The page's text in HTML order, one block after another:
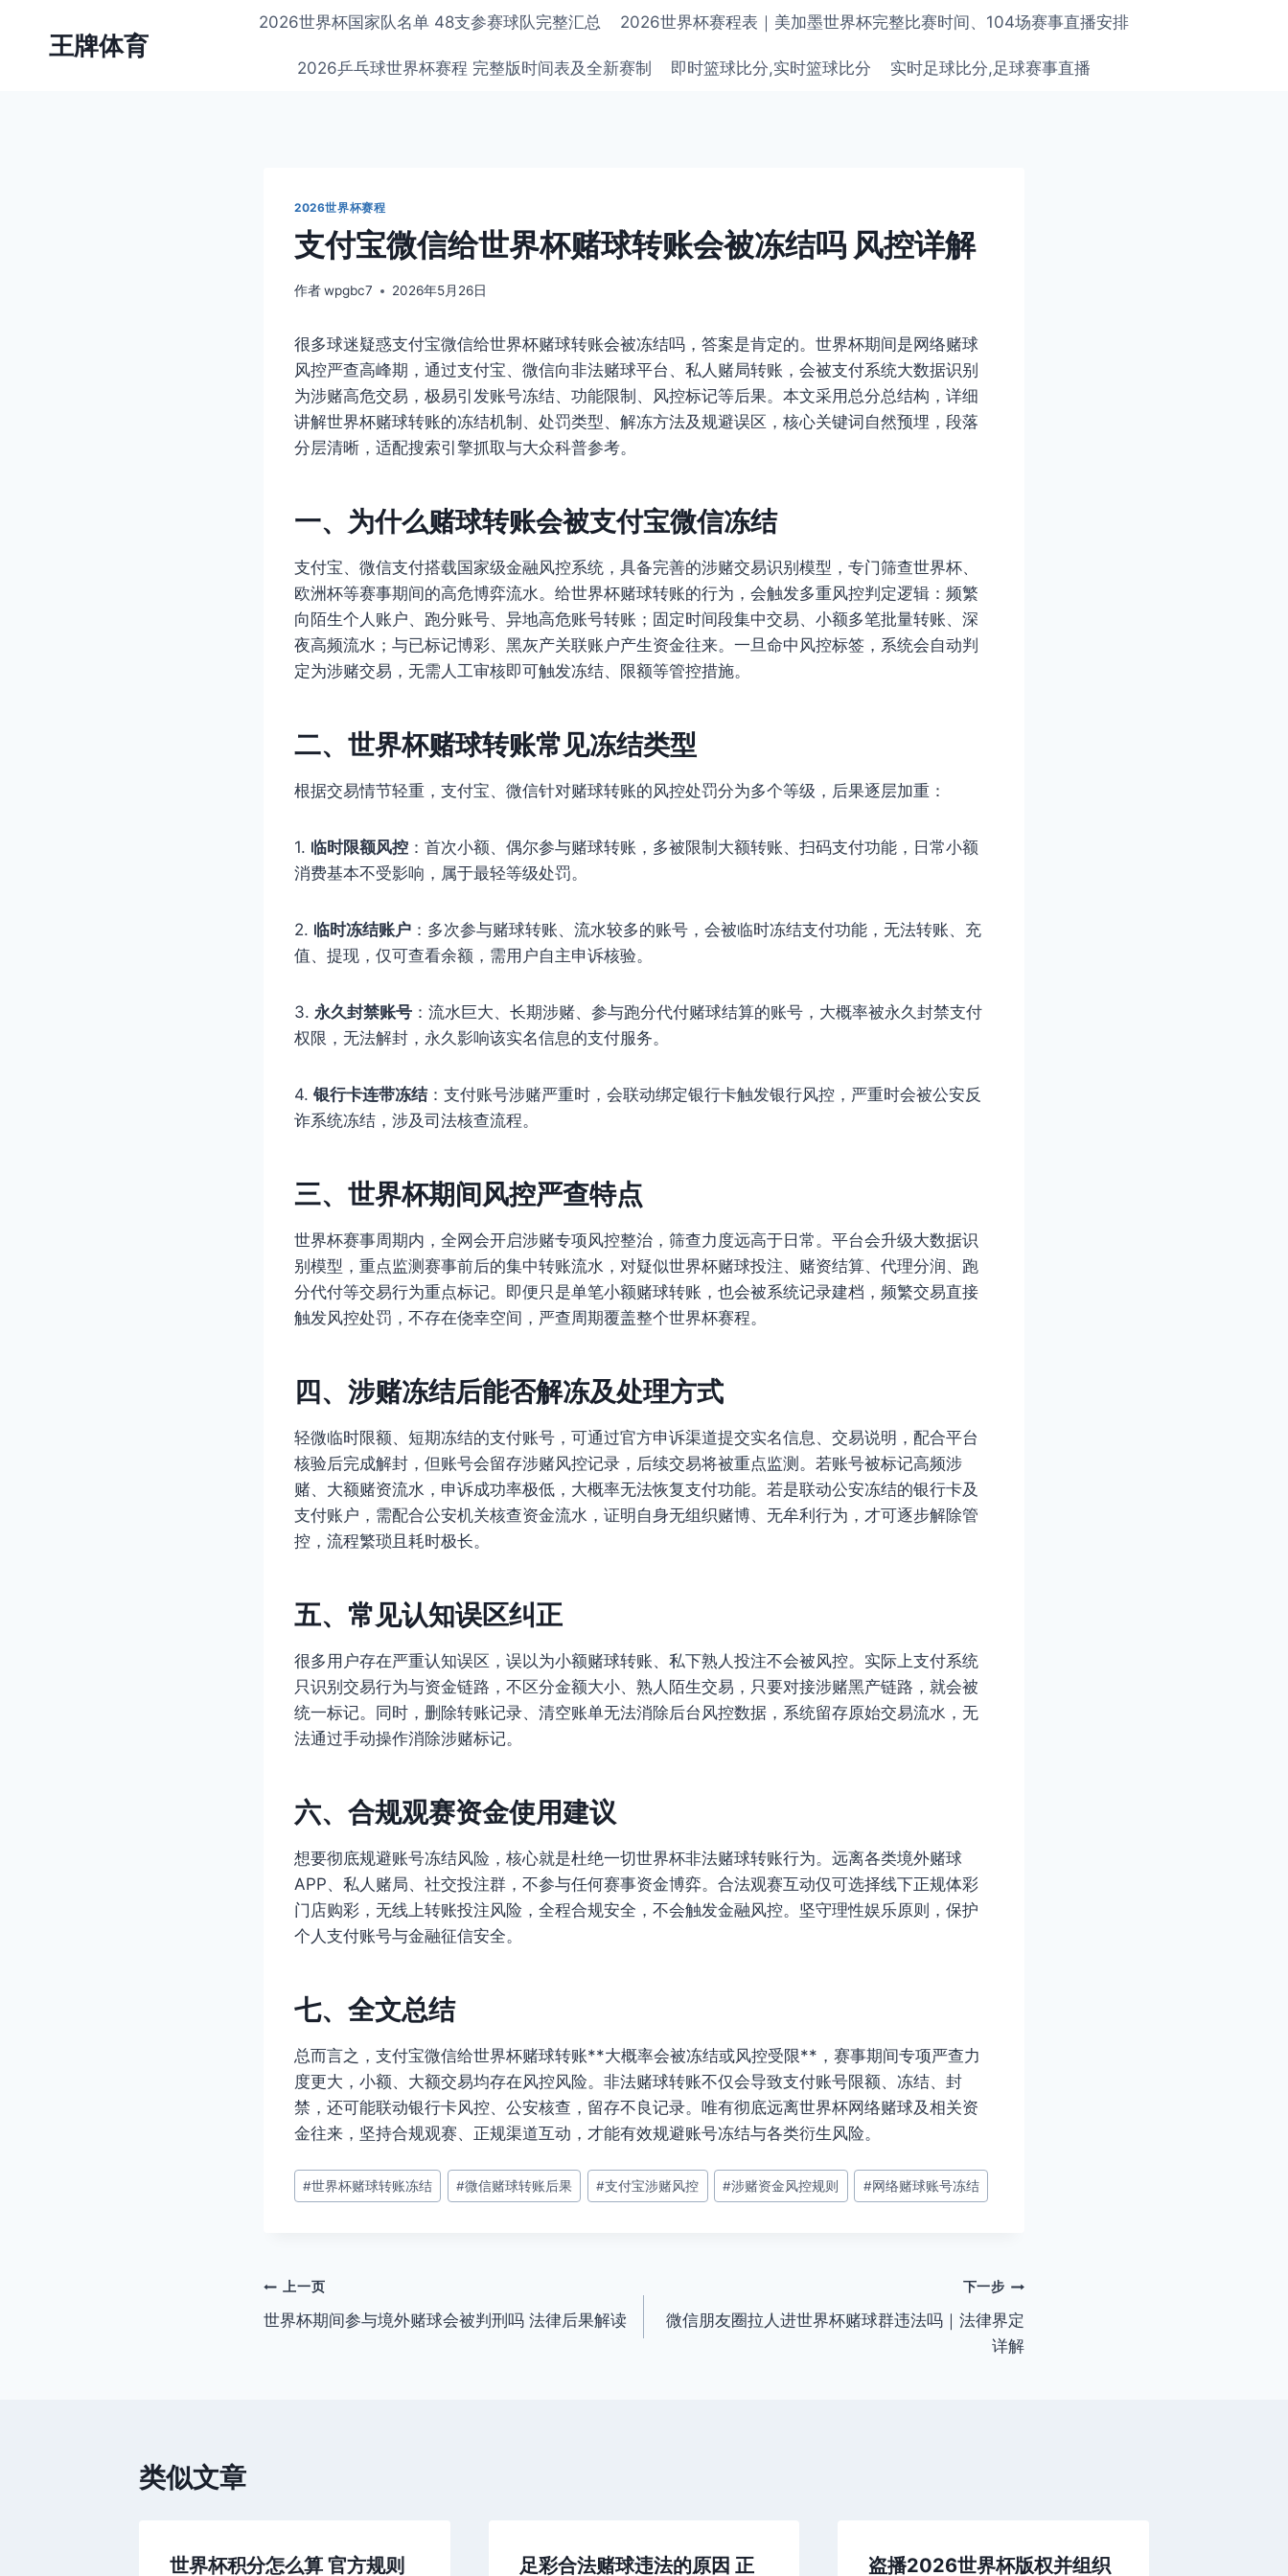
王牌体育
2026世界杯国家队名单 48支参赛球队完整汇总 2026世界杯赛程表｜美加墨世界杯完整比赛时间、104场赛事直播安排
2026乒乓球世界杯赛程 完整版时间表及全新赛制 即时篮球比分,实时篮球比分 实时足球比分,足球赛事直播
2026世界杯赛程
支付宝微信给世界杯赌球转账会被冻结吗 风控详解
作者wpgbc7 2026年5月26日
很多球迷疑惑支付宝微信给世界杯赌球转账会被冻结吗，答案是肯定的。世界杯期间是网络赌球
风控严查高峰期，通过支付宝、微信向非法赌球平台、私人赌局转账，会被支付系统大数据识别
为涉赌高危交易，极易引发账号冻结、功能限制、风控标记等后果。本文采用总分总结构，详细
讲解世界杯赌球转账的冻结机制、处罚类型、解冻方法及规避误区，核心关键词自然预埋，段落
分层清晰，适配搜索引擎抓取与大众科普参考。
一、为什么赌球转账会被支付宝微信冻结
支付宝、微信支付搭载国家级金融风控系统，具备完善的涉赌交易识别模型，专门筛查世界杯、
欧洲杯等赛事期间的高危博弈流水。给世界杯赌球转账的行为，会触发多重风控判定逻辑：频繁
向陌生个人账户、跑分账号、异地高危账号转账；固定时间段集中交易、小额多笔批量转账、深
夜高频流水；与已标记博彩、黑灰产关联账户产生资金往来。一旦命中风控标签，系统会自动判
定为涉赌交易，无需人工审核即可触发冻结、限额等管控措施。
二、世界杯赌球转账常见冻结类型
根据交易情节轻重，支付宝、微信针对赌球转账的风控处罚分为多个等级，后果逐层加重：
1. 临时限额风控 ：首次小额、偶尔参与赌球转账，多被限制大额转账、扫码支付功能，日常小额
消费基本不受影响，属于最轻等级处罚。
2. 临时冻结账户 ：多次参与赌球转账、流水较多的账号，会被临时冻结支付功能，无法转账、充
值、提现，仅可查看余额，需用户自主申诉核验。
3. 永久封禁账号 ：流水巨大、长期涉赌、参与跑分代付赌球结算的账号，大概率被永久封禁支付
权限，无法解封，永久影响该实名信息的支付服务。
4. 银行卡连带冻结：支付账号涉赌严重时，会联动绑定银行卡触发银行风控，严重时会被公安反
诈系统冻结，涉及司法核查流程。
三、世界杯期间风控严查特点
世界杯赛事周期内，全网会开启涉赌专项风控整治，筛查力度远高于日常。平台会升级大数据识
别模型，重点监测赛事前后的集中转账流水，对疑似世界杯赌球投注、赌资结算、代理分润、跑
分代付等交易行为重点标记。即便只是单笔小额赌球转账，也会被系统记录建档，频繁交易直接
触发风控处罚，不存在侥幸空间，严查周期覆盖整个世界杯赛程。
四、涉赌冻结后能否解冻及处理方式
轻微临时限额、短期冻结的支付账号，可通过官方申诉渠道提交实名信息、交易说明，配合平台
核验后完成解封，但账号会留存涉赌风控记录，后续交易将被重点监测。若账号被标记高频涉
赌、大额赌资流水，申诉成功率极低，大概率无法恢复支付功能。若是联动公安冻结的银行卡及
支付账户，需配合公安机关核查资金流水，证明自身无组织赌博、无牟利行为，才可逐步解除管
控，流程繁琐且耗时极长。
五、常见认知误区纠正
很多用户存在严重认知误区，误以为小额赌球转账、私下熟人投注不会被风控。实际上支付系统
只识别交易行为与资金链路，不区分金额大小、熟人陌生交易，只要对接涉赌黑产链路，就会被
统一标记。同时，删除转账记录、清空账单无法消除后台风控数据，系统留存原始交易流水，无
法通过手动操作消除涉赌标记。
六、合规观赛资金使用建议
想要彻底规避账号冻结风险，核心就是杜绝一切世界杯非法赌球转账行为。远离各类境外赌球
APP、私人赌局、社交投注群，不参与任何赛事资金博弈。合法观赛互动仅可选择线下正规体彩
门店购彩，无线上转账投注风险，全程合规安全，不会触发金融风控。坚守理性娱乐原则，保护
个人支付账号与金融征信安全。
七、全文总结
总而言之，支付宝微信给世界杯赌球转账**大概率会被冻结或风控受限**，赛事期间专项严查力
度更大，小额、大额交易均存在风控风险。非法赌球转账不仅会导致支付账号限额、冻结、封
禁，还可能联动银行卡风控、公安核查，留存不良记录。唯有彻底远离世界杯网络赌球及相关资
金往来，坚持合规观赛、正规渠道互动，才能有效规避账号冻结与各类衍生风险。
文
章
#世界杯赌球转账冻结 #微信赌球转账后果 #支付宝涉赌风控 #涉赌资金风控规则 #网络赌球账号冻结
文
章
上一页
世界杯期间参与境外赌球会被判刑吗 法律后果解读
下一步
微信朋友圈拉人进世界杯赌球群违法吗｜法律界定
详解
类似文章
世界杯积分怎么算 官方规则 足彩合法赌球违法的原因 正 盗播2026世界杯版权并组织